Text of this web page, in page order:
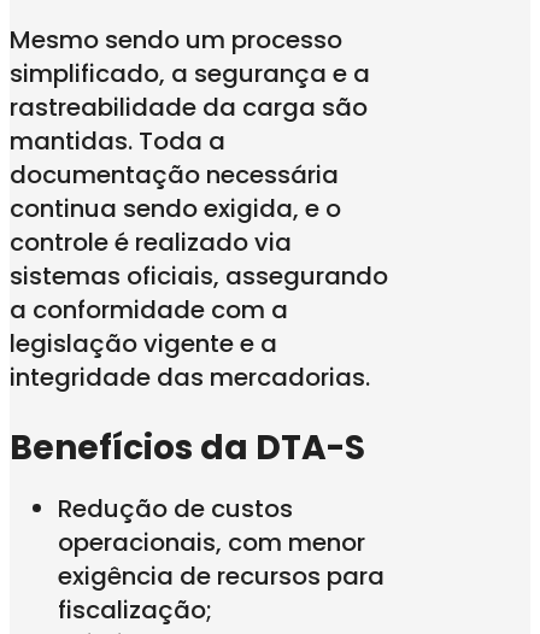
Mesmo sendo um processo
simplificado, a segurança e a
rastreabilidade da carga são
mantidas. Toda a
documentação necessária
continua sendo exigida, e o
controle é realizado via
sistemas oficiais, assegurando
a conformidade com a
legislação vigente e a
integridade das mercadorias.
Benefícios da DTA-S
Redução de custos
operacionais, com menor
exigência de recursos para
fiscalização;